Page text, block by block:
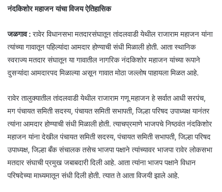
नंदकिशोर महाजन यांचा विजय ऐतिहासिक
जळगाव :रावेर विधानसभा मतदारसंघातून तांदलवाडी येथील राजाराम महाजन यांना
त्यांच्या गावातून पहिल्यांदा आमदार होण्याची संधी मिळाली होती. आता स्थानिक
स्वराज्य मतदार संघातून या गावातील नागरिक नंदकिशोर महाजन यांच्या रूपाने
दुसऱ्यांदा आमदारपद मिळाल्या असून गावात मोठा जल्लोष पाहायला मिळत आहे.
रावेर तालुक्यातील तांदलवाडी येथील राजाराम गणू महाजन हे सर्वात आधी सरपंच,
मग पंचायत समिती सदस्य, पंचायत समिती सभापती, जिल्हा परिषद उपाध्यक्ष यानंतर
त्यांना आमदार होण्याची संधी मिळाली होती. त्याचप्रमाणे भाजपचे निष्ठवंत नंदकिशोर
महाजन यांना देखील पंचायत समिती सदस्य, पंचायत समिती सभापती, जिल्हा परिषद
उपाध्यक्ष, जिल्हा बँक संचालक तसेच भाजपा पक्षाने त्यांच्यावर भाजपा रावेर लोकसभा
मतदार संघाची प्रमुख जबाबदारी दिली आहे. आता त्यांना भाजप पक्षाने विधान
परिषदेच्या माध्यमातून संधी दिली होती. त्यात ते आता विजयी झाले आहे.